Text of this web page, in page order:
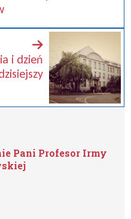
i dzień
Pani Profesor Irmy